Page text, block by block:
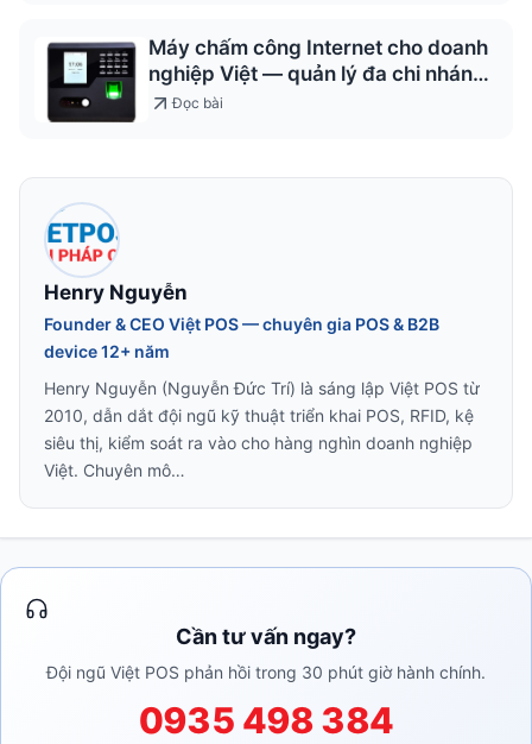
Máy chấm công Internet cho doanh
nghiệp Việt — quản lý đa chi nhánh
2026
Đọc bài
Henry Nguyễn
Founder & CEO Việt POS — chuyên gia POS & B2B
device 12+ năm
Henry Nguyễn (Nguyễn Đức Trí) là sáng lập Việt POS từ
2010, dẫn dắt đội ngũ kỹ thuật triển khai POS, RFID, kệ
siêu thị, kiểm soát ra vào cho hàng nghìn doanh nghiệp
Việt. Chuyên mô…
Cần tư vấn ngay?
Đội ngũ Việt POS phản hồi trong 30 phút giờ hành chính.
0935 498 384